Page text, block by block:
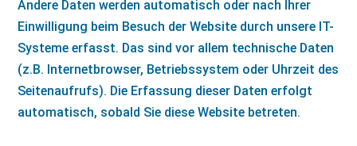
Andere Daten werden automatisch oder nach Ihrer
Einwilligung beim Besuch der Website durch unsere IT-
Systeme erfasst. Das sind vor allem technische Daten
(z.B. Internetbrowser, Betriebssystem oder Uhrzeit des
Seitenaufrufs). Die Erfassung dieser Daten erfolgt
automatisch, sobald Sie diese Website betreten.